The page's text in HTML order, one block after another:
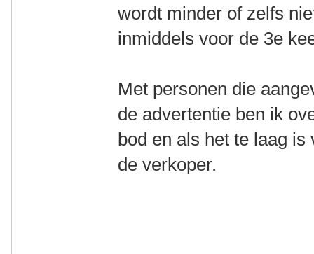
wordt minder of zelfs
inmiddels voor de 3e
Met personen die
de advertentie ben ik
bod en als het te laag
de verkoper.